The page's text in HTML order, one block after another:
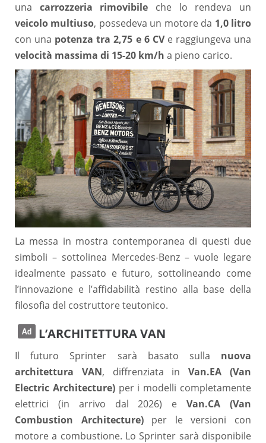
una carrozzeria rimovibile che lo rendeva un
veicolo multiuso, possedeva un motore da 1,0 litro
con una potenza tra 2,75 e 6 CVe raggiungeva una
velocità massima di 15-20 km/h a pieno carico.
La messa in mostra contemporanea di questi due
simboli – sottolinea Mercedes-Benz – vuole legare
idealmente passato e futuro, sottolineando come
l’innovazione e l’affidabilità restino alla base della
filosofia del costruttore teutonico.
L’ARCHITETTURA VAN
Il futuro Sprinter sarà basato sulla nuova
architettura VAN, diffrenziata inVan.EA (Van
Electric Architecture)per i modelli completamente
elettrici (in arrivo dal 2026) e Van.CA (Van
Combustion Architecture)per le versioni con
motore a combustione. Lo Sprinter sarà disponibile